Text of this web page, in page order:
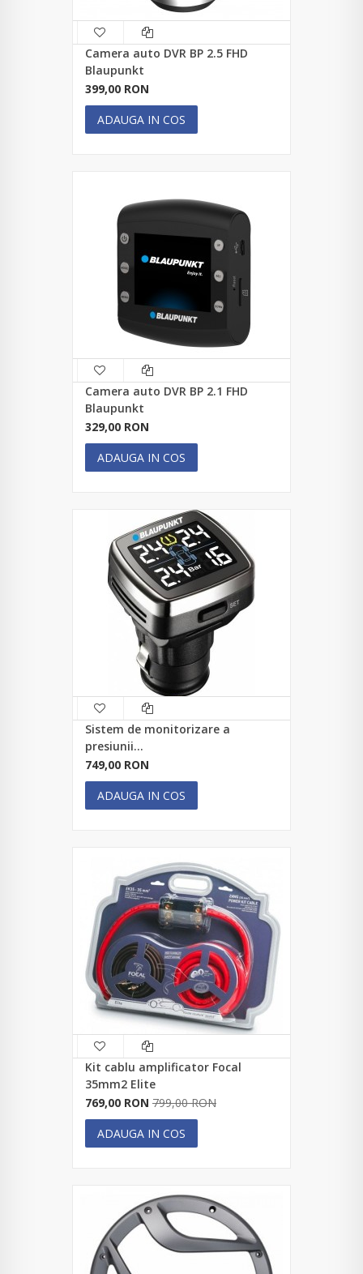
Camera auto DVR BP 2.5 FHD
Blaupunkt
399,00 RON
ADAUGA IN COS
Camera auto DVR BP 2.1 FHD
Blaupunkt
329,00 RON
ADAUGA IN COS
Sistem de monitorizare a
presiunii...
749,00 RON
ADAUGA IN COS
Kit cablu amplificator Focal
35mm2 Elite
769,00 RON 799,00 RON
ADAUGA IN COS